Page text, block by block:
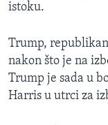
istoku.
Trump,
nakon što je na
Trump je sada u
Harris u utrci za